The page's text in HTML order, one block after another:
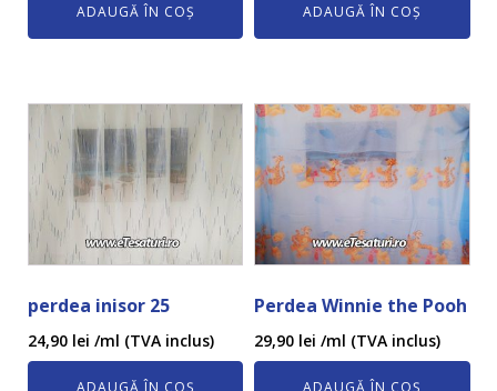
ADAUGĂ ÎN COȘ ADAUGĂ ÎN COȘ
perdea inisor 25
24,90 lei /ml (TVA inclus)
ADAUGĂ ÎN COȘ
Perdea Winnie the Pooh
29,90 lei /ml (TVA inclus)
ADAUGĂ ÎN COȘ